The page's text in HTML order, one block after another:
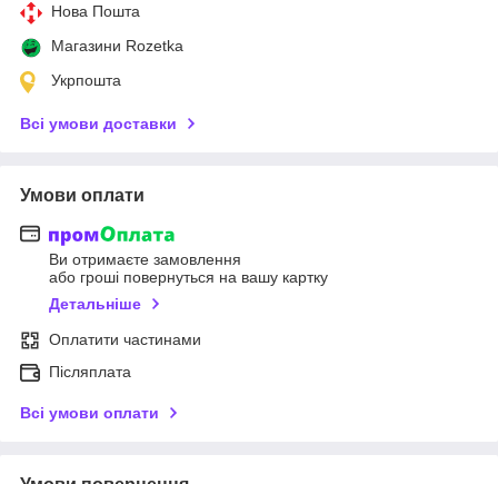
Нова Пошта
Магазини Rozetka
Укрпошта
Всі умови доставки
Умови оплати
Ви отримаєте замовлення
або гроші повернуться на вашу картку
Детальніше
Оплатити частинами
Післяплата
Всі умови оплати